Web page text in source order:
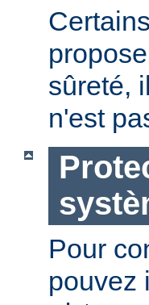
sûreté,
n'est
Pour
pouvez